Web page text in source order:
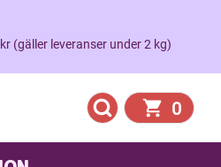
(gäller leveranser under 2 kg)
0